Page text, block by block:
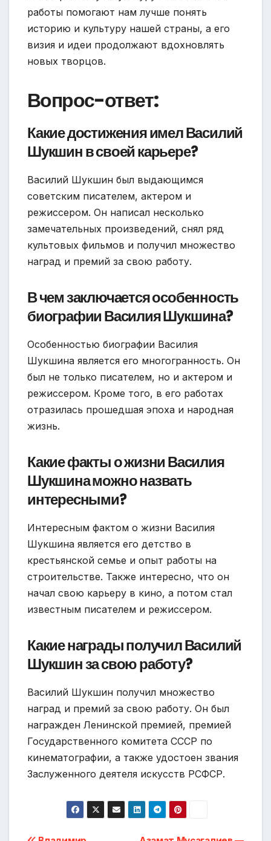
работы помогают нам лучше понять
историю и культуру нашей страны, а его
визия и идеи продолжают вдохновлять
новых творцов.
Вопрос-ответ:
Какие достижения имел Василий
Шукшин в своей карьере?
Василий Шукшин был выдающимся
советским писателем, актером и
режиссером. Он написал несколько
замечательных произведений, снял ряд
культовых фильмов и получил множество
наград и премий за свою работу.
В чем заключается особенность
биографии Василия Шукшина?
Особенностью биографии Василия
Шукшина является его многогранность. Он
был не только писателем, но и актером и
режиссером. Кроме того, в его работах
отразилась прошедшая эпоха и народная
жизнь.
Какие факты о жизни Василия
Шукшина можно назвать
интересными?
Интересным фактом о жизни Василия
Шукшина является его детство в
крестьянской семье и опыт работы на
строительстве. Также интересно, что он
начал свою карьеру в кино, а потом стал
известным писателем и режиссером.
Какие награды получил Василий
Шукшин за свою работу?
Василий Шукшин получил множество
наград и премий за свою работу. Он был
награжден Ленинской премией, премией
Государственного комитета СССР по
кинематографии, а также удостоен звания
Заслуженного деятеля искусств РСФСР.